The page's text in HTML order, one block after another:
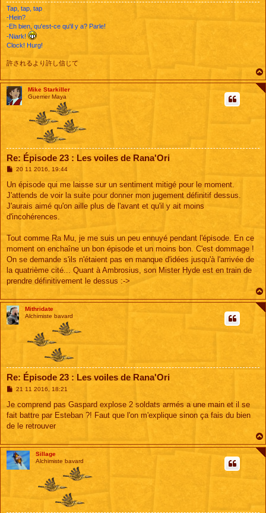
Tap, tap, tap
-Hein?
-Eh bien, qu'est-ce qu'il y a? Parle!
-Niark!
Clock! Hurg!
許されるより許し信じて
Mike Starkiller
Guerrier Maya
Re: Épisode 23 : Les voiles de Rana'Ori
M
s
a
g
20 11 2016, 19:44
Un épisode qui me laisse sur un sentiment mitigé pour le moment.
J'attends de voir la suite pour donner mon jugement définitif dessus.
J'aurais aimé qu'on aille plus de l'avant et qu'il y ait moins
d'incohérences.
Tout comme Ra Mu, je me suis un peu ennuyé pendant l'épisode. En ce
moment on enchaîne un bon épisode et un moins bon. C'est dommage !
On se demande s'ils n'étaient pas en manque d'idées jusqu'à l'arrivée de
la quatrième cité... Quant à Ambrosius, son Mister Hyde est en train de
prendre définitivement le dessus :->
Mithridate
Alchimiste bavard
Re: Épisode 23 : Les voiles de Rana'Ori
M
s
a
g
21 11 2016, 18:21
Je comprend pas Gaspard explose 2 soldats armés a une main et il se
fait battre par Esteban ?! Faut que l'on m'explique sinon ça fais du bien
de le retrouver
Sillage
Alchimiste bavard